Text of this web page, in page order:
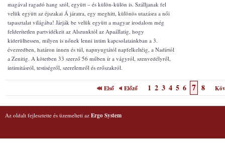
magával ragadó hang szól, együtt – és külön-külön is. Szálljanak fel
velük együtt az éjszakai Á járatra, egy meghitt, különös utazásra a női
tapasztalat világába! Járják be velük együtt a magyar irodalom még
felderítetlen partvidékeit az Alszunktól az Apaállatig, hogy
kiderülhessen, milyen is nőnek lenni intim kapcsolatainkban a 3.
évezredben, határon innen és túl, napnyugtától napfelkeltéig, a Nadírtól
a Zenitig. A kötetben 33 szerző 56 műben ír a vágyról, szenvedélyről,
intimitásról, testiségről, szerelemről és erőszakról.
Első Előző 1 2 3 4 5 6 7 8
Az oldalt fejlesztette és üzemelteti az Ergo System